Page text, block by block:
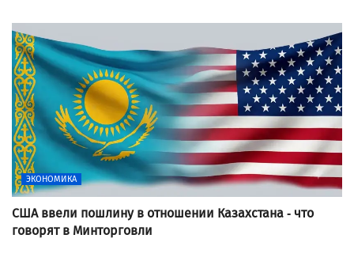
ЭКОНОМИКА
США ввели пошлину в отношении Казахстана - что
говорят в Минторговли